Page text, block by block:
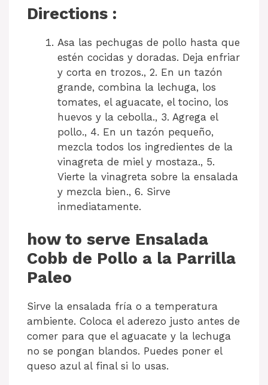
Directions :
Asa las pechugas de pollo hasta que
estén cocidas y doradas. Deja enfriar
y corta en trozos., 2. En un tazón
grande, combina la lechuga, los
tomates, el aguacate, el tocino, los
huevos y la cebolla., 3. Agrega el
pollo., 4. En un tazón pequeño,
mezcla todos los ingredientes de la
vinagreta de miel y mostaza., 5.
Vierte la vinagreta sobre la ensalada
y mezcla bien., 6. Sirve
inmediatamente.
how to serve Ensalada
Cobb de Pollo a la Parrilla
Paleo
Sirve la ensalada fría o a temperatura
ambiente. Coloca el aderezo justo antes de
comer para que el aguacate y la lechuga
no se pongan blandos. Puedes poner el
queso azul al final si lo usas.